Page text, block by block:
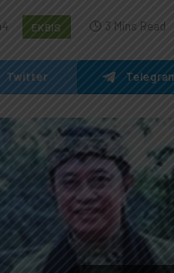
EKBIS 3 Mins Read
Twitter